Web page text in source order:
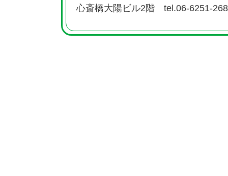
心斎橋大陽ビル2階 tel.06-6251-